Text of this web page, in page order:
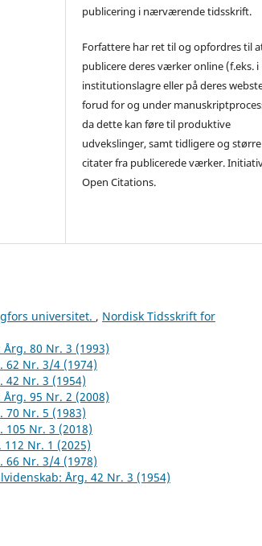
publicering i nærværende tidsskrift.
Forfattere har ret til og opfordres til
publicere deres værker online (f.eks. i
institutionslagre eller på deres
forud for og under
da dette kan føre til produktive
udvekslinger, samt tidligere og større
citater fra publicerede værker.
Open Citations.
universitet. , Nordisk Tidsskrift for
80 Nr. 3 (1993)
Nr. 3/4 (1974)
Nr. 3 (1954)
95 Nr. 2 (2008)
Nr. 5 (1983)
Nr. 3 (2018)
Nr. 1 (2025)
Nr. 3/4 (1978)
Årg. 42 Nr. 3 (1954)